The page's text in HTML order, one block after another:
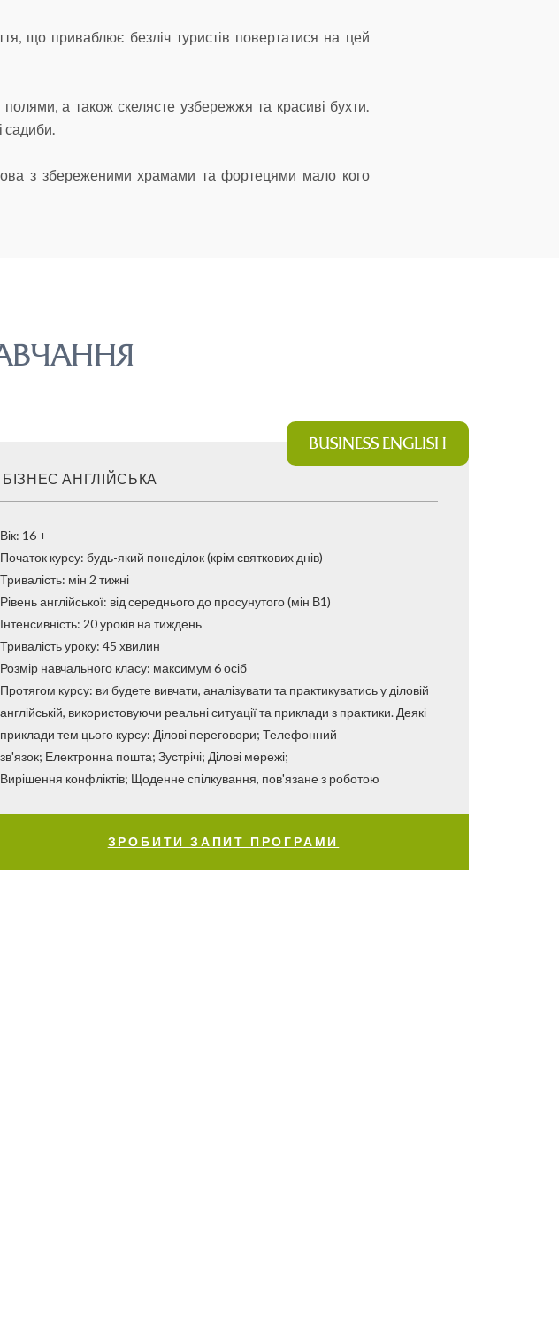
що приваблює безліч туристів повертатися на цей
а також скелясте узбережжя та красиві бухти.
садиби.
з збереженими храмами та фортецями мало кого
BUSINESS ENGLISH
БІЗНЕС АНГЛІЙСЬКА
Вік: 16 +
Початок курсу: будь-який понеділок (крім святкових днів)
Тривалість: мін 2 тижні
Рівень англійської: від середнього до просунутого (мін В1)
Інтенсивність: 20 уроків на тиждень
Тривалість уроку: 45 хвилин
​​​​​​​Розмір навчального класу: максимум 6 осіб
Протягом курсу: ви будете вивчати, аналізувати та практикуватись у діловій
англійській, використовуючи реальні ситуації та приклади з практики. Деякі
приклади тем цього курсу: Ділові переговори; Телефонний
зв'язок; Електронна пошта; Зустрічі; Ділові мережі;
Вирішення конфліктів; Щоденне спілкування, пов'язане з роботою
ЗРОБИТИ ЗАПИТ ПРОГРАМИ